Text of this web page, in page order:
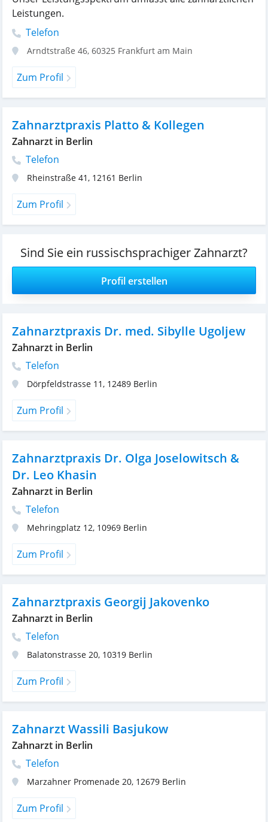
Leistungen.
Telefon
Arndtstraße 46, 60325 Frankfurt am Main
Zum Profil
Zahnarztpraxis Platto & Kollegen
Zahnarzt in Berlin
Telefon
Rheinstraße 41, 12161 Berlin
Zum Profil
Sind Sie ein russischsprachiger Zahnarzt?
Profil erstellen
Zahnarztpraxis Dr. med. Sibylle Ugoljew
Zahnarzt in Berlin
Telefon
Dörpfeldstrasse 11, 12489 Berlin
Zum Profil
Zahnarztpraxis Dr. Olga Joselowitsch &
Dr. Leo Khasin
Zahnarzt in Berlin
Telefon
Mehringplatz 12, 10969 Berlin
Zum Profil
Zahnarztpraxis Georgij Jakovenko
Zahnarzt in Berlin
Telefon
Balatonstrasse 20, 10319 Berlin
Zum Profil
Zahnarzt Wassili Basjukow
Zahnarzt in Berlin
Telefon
Marzahner Promenade 20, 12679 Berlin
Zum Profil